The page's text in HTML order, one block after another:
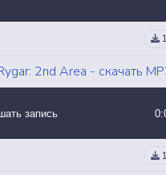
2nd Area - скачать
запись